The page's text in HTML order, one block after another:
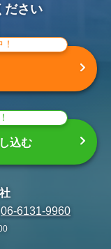
ださい
込む
06-6131-9960